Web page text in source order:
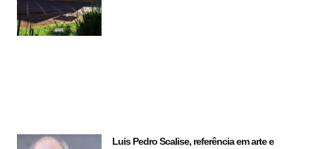
Luis Pedro Scalise, referência em arte e